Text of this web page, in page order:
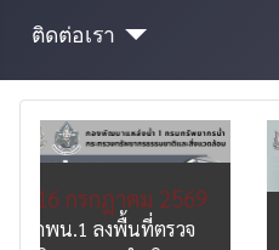
ติดต่อเรา
14 กรกฎาคม 2569